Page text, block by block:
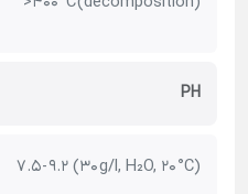
PH
7.5 - 9.2 (30 g/l, H₂O, 20 °C)